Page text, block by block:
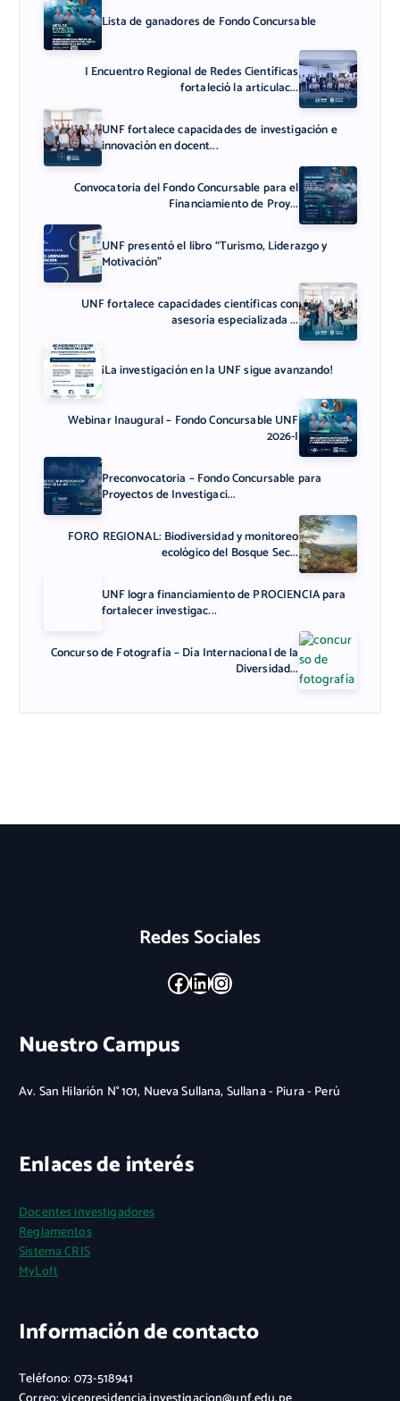
Lista de ganadores de Fondo Concursable
I Encuentro Regional de Redes Científicas
fortaleció la articulac...
UNF fortalece capacidades de investigación e
innovación en docent...
Convocatoria del Fondo Concursable para el
Financiamiento de Proy...
UNF presentó el libro “Turismo, Liderazgo y
Motivación”
UNF fortalece capacidades científicas con
asesoría especializada ...
¡La investigación en la UNF sigue avanzando!
Webinar Inaugural – Fondo Concursable UNF
2026-I
Preconvocatoria – Fondo Concursable para
Proyectos de Investigaci...
FORO REGIONAL: Biodiversidad y monitoreo
ecológico del Bosque Sec...
UNF logra financiamiento de PROCIENCIA para
fortalecer investigac...
Concurso de Fotografía – Día Internacional de la
Diversidad...
Redes Sociales
Facebook LinkedIn Instagram
Nuestro Campus
Av. San Hilarión N° 101, Nueva Sullana, Sullana - Piura - Perú
Enlaces de interés
Docentes investigadores
Reglamentos
Sistema CRIS
MyLoft
Información de contacto
Teléfono: 073-518941